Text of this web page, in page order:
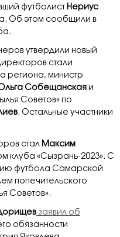
футболист Нериус
Об этом сообщили в
утвердили новый
стали
региона, министр
Собещанская и
Советов» по
. Остальные участники
стал Максим
клуба «Сызрань-2023». С
футбола Самарской
попечительского
Советов».
заявил об
обязанности